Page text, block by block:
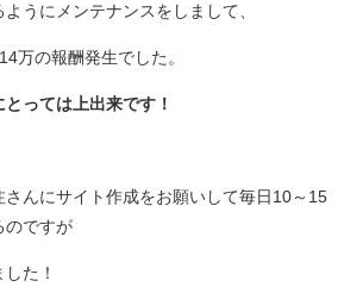
うにメンテナンスをしまして、
万の報酬発生でした。
っては上出来です！
さんにサイト作成をお願いして毎日10～15
のですが
た！